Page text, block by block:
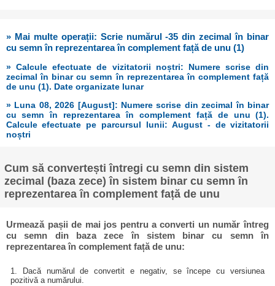
» Mai multe operații: Scrie numărul -35 din zecimal în binar
cu semn în reprezentarea în complement față de unu (1)
» Calcule efectuate de vizitatorii noștri: Numere scrise din
zecimal în binar cu semn în reprezentarea în complement față
de unu (1). Date organizate lunar
» Luna 08, 2026 [August]: Numere scrise din zecimal în binar
cu semn în reprezentarea în complement față de unu (1).
Calcule efectuate pe parcursul lunii: August - de vizitatorii
noștri
Cum să convertești întregi cu semn din sistem
zecimal (baza zece) în sistem binar cu semn în
reprezentarea în complement față de unu
Urmează pașii de mai jos pentru a converti un număr întreg
cu semn din baza zece în sistem binar cu semn în
reprezentarea în complement față de unu:
1. Dacă numărul de convertit e negativ, se începe cu versiunea
pozitivă a numărului.